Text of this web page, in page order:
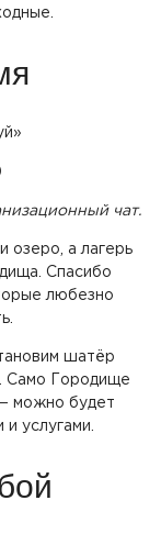
»
чат.
озеро, а лагерь
Спасибо
любезно
шатёр
Само Городище
можно будет
услугами.